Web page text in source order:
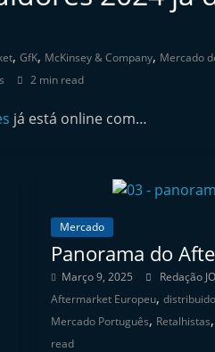
, GfK, McKinsey & Company, Mercado
2 min read
já está online com…
Mercado
Panorama do
Março 9, 2025 Redação JO
Aftermarket Europeu,
Mercado Português, Retalhistas,
read